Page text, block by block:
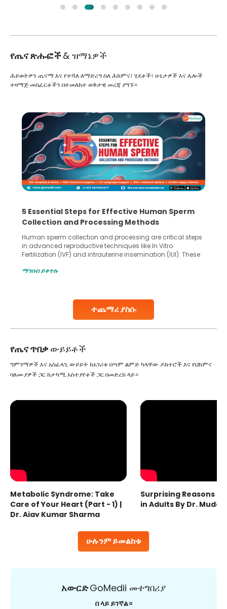
የጤና ጽሑፎች& ዝማኔዎች
ተጨማሪ ያስሱ
ሕይወትዎን ጤናማ እና የተሻለ ለማድረግ ስለ ሕክምና፣ ሂደቶች፣ ሁኔታዎች እና ሌሎች
ተዛማጅ መስፈርቶችን በተመለከተ ወቅታዊ መረጃ ያግኙ።
5 Essential Steps for Effective Human Sperm
Collection and Processing Methods
Human sperm collection and processing are critical steps
in advanced reproductive techniques like In Vitro
Fertilization (IVF) and intrauterine insemination (IUI). These
challenges and help couples achieve their dream of
collected, they process the
ማንበብ ይቀጥሉ
የጤና ጥበቃውይይቶች
ሁሉንም ይመልከቱ
ግምገማዎች እና አስፈላጊ ውይይት ከአገሪቱ በጣም ልምድ ካላቸው ዶክተሮች እና የህክምና
ባለሙያዎች ጋር ከታካሚ አስተያየቶች ጋር በመድረክ ላይ።
Metabolic Syndrome: Take
Care of Your Heart (Part - 1) |
Dr. Ajay Kumar Sharma
Surprising Reasons
in Adults By Dr.
አውርድGoMedii መተግበሪያ
በ ላይ ይገኛል።